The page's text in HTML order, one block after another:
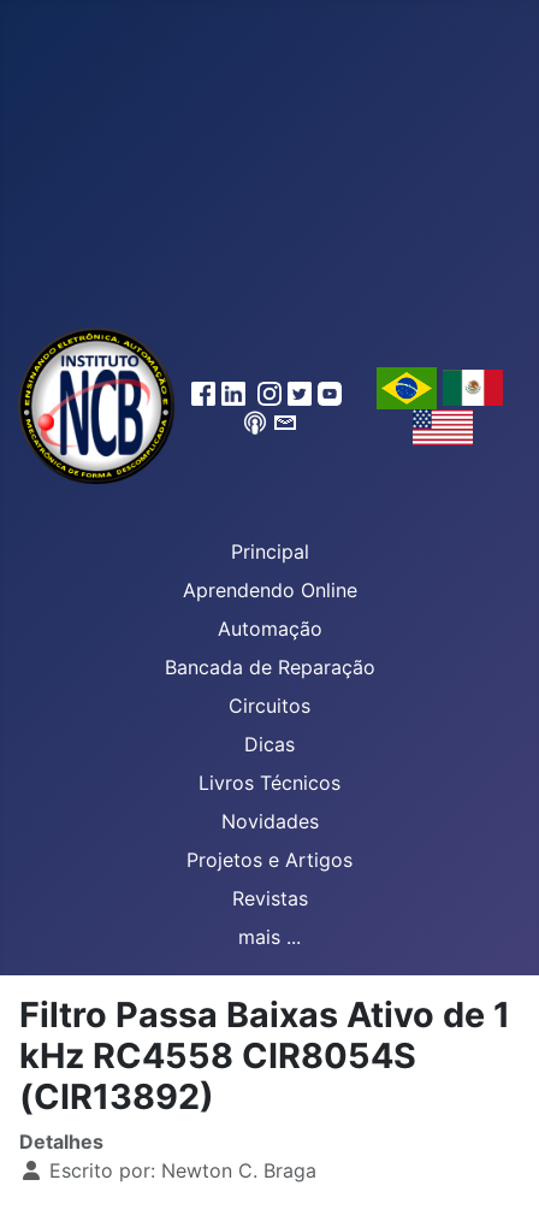
Principal
Aprendendo Online
Automação
Bancada de Reparação
Circuitos
Dicas
Livros Técnicos
Novidades
Projetos e Artigos
Revistas
mais ...
Filtro Passa Baixas Ativo de 1
kHz RC4558 CIR8054S
(CIR13892)
Detalhes
Escrito por: Newton C. Braga